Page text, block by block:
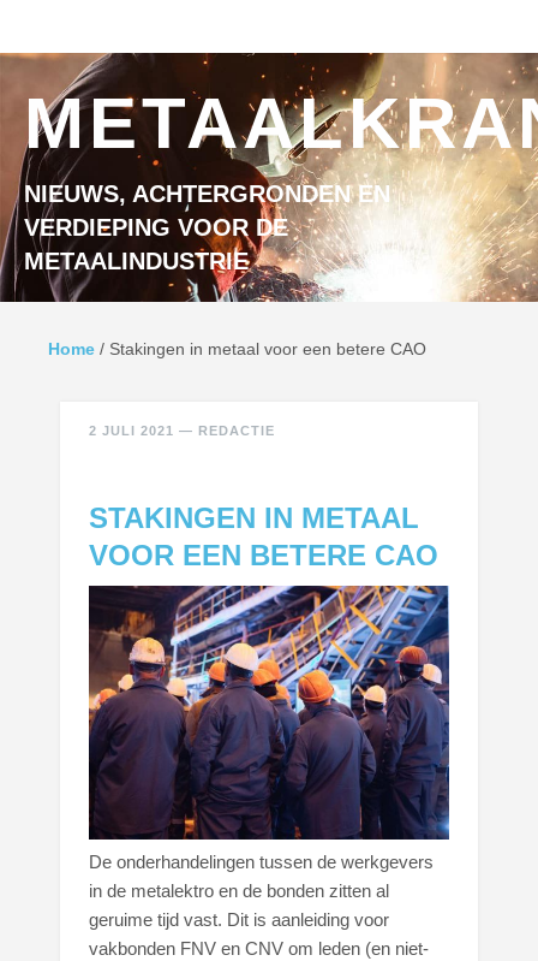
NIEUWS, ACHTERGRONDEN EN
VERDIEPING VOOR DE
METAALINDUSTRIE
Home / Stakingen in metaal voor een betere CAO
2 JULI 2021 — REDACTIE
STAKINGEN IN METAAL
VOOR EEN BETERE CAO
De onderhandelingen tussen de werkgevers
in de metalektro en de bonden zitten al
geruime tijd vast. Dit is aanleiding voor
vakbonden FNV en CNV om leden (en niet-